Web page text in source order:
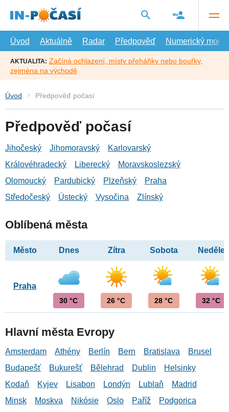
hlavní
Úvod
Aktuálně Radar Předpověď Numerický model
AKTUALITA: Začíná ochlazení, místy přeháňky nebo bouřky,
zejména na východě
Úvod Předpověď počasí
Předpověď počasí
Jihočeský Jihomoravský
Karlovarský
Královéhradecký
Liberecký
Moravskoslezský
Olomoucký
Pardubický Plzeňský
Praha
Středočeský
Ústecký Vysočina Zlínský
Oblíbená města
Město Dnes Zítra Sobota Neděle
Praha
30 °C 26 °C 28 °C 32 °C
Hlavní města Evropy
Amsterdam Athény Berlín Bern Bratislava
Brusel
Budapešť
Bukurešť Bělehrad Dublin
Helsinky
Kodaň
Kyjev Lisabon Londýn Lublaň
Madrid
Minsk
Moskva Nikósie Oslo Paříž
Podgorica